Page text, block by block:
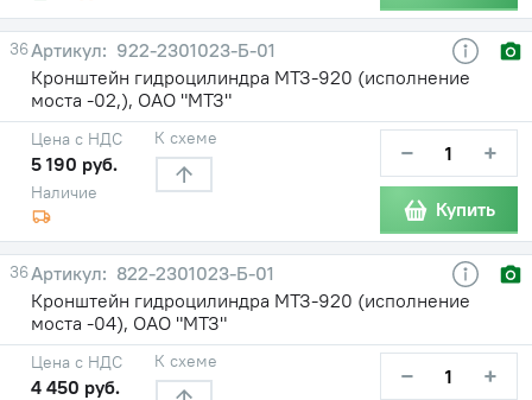
36
922-2301023-Б-01
Кронштейн гидроцилиндра МТЗ-920 (исполнение
моста -02,), ОАО "МТЗ"
Наличие
Цена с НДС
5 190 руб.
К схеме − +
Купить
36
822-2301023-Б-01
Кронштейн гидроцилиндра МТЗ-920 (исполнение
моста -04), ОАО "МТЗ"
Цена с НДС
4 450 руб.
К схеме − +